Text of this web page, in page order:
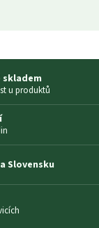
u produktů
Slovensku